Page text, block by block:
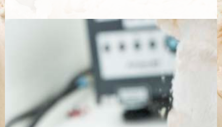
SITE WEB
TÉLÉCHARGEZ LA PLAQUETTE